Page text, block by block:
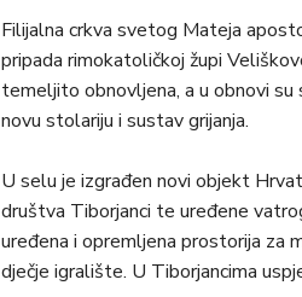
Filijalna crkva svetog Mateja
pripada rimokatoličkoj župi
temeljito obnovljena, a u obnovi
novu stolariju i sustav grijanja.
U selu je izgrađen novi objekt
društva Tiborjanci te uređene
uređena i opremljena prostorija za
dječje igralište. U Tiborjancima